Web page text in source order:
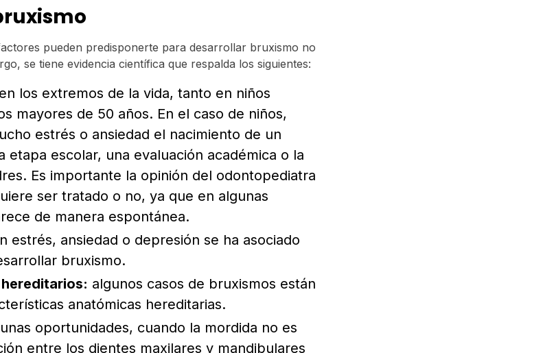
pueden predisponerte para desarrollar bruxismo no
se tiene evidencia científica que respalda los siguientes:
los extremos de la vida, tanto en niños
mayores de 50 años. En el caso de niños,
estrés o ansiedad el nacimiento de un
etapa escolar, una evaluación académica o la
Es importante la opinión del odontopediatra
ser tratado o no, ya que en algunas
de manera espontánea.
estrés, ansiedad o depresión se ha asociado
bruxismo.
algunos casos de bruxismos están
anatómicas hereditarias.
oportunidades, cuando la mordida no es
entre los dientes maxilares y mandibulares